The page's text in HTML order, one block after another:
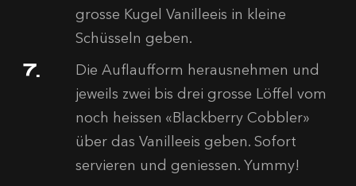
grosse Kugel Vanilleeis in kleine
Schüsseln geben.
Die Auflaufform herausnehmen und
jeweils zwei bis drei grosse Löffel vom
noch heissen «Blackberry Cobbler»
über das Vanilleeis geben. Sofort
servieren und geniessen. Yummy!